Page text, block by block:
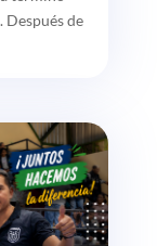
Después de